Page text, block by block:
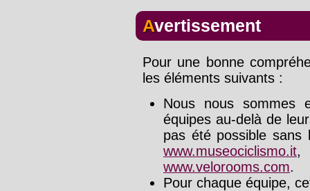
Avertissement
Pour une bonne
les éléments suivants :
Nous nous sommes
équipes au-delà de
pas été possible sans
www.museociclismo.it
www.velorooms.com.
Pour chaque équipe,